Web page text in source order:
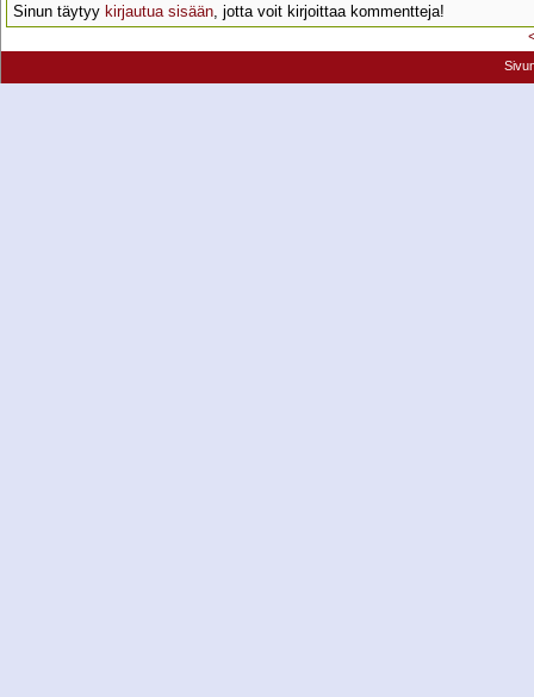
Sinun täytyy kirjautua sisään , jotta voit kirjoittaa kommentteja!